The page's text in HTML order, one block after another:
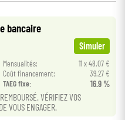
Star'SMusic
Music
bancaire
Simuler
Mensualités:
11 x 48.07 €
Coût financement:
39.27 €
TAEG fixe: 16.9 %
VÉRIFIEZ VOS
VOUS ENGAGER.